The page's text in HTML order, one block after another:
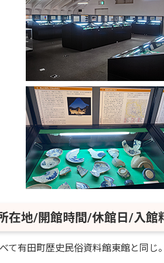
在地/開館時間/休館日/入館
て有田町歴史民俗資料館東館と同じ